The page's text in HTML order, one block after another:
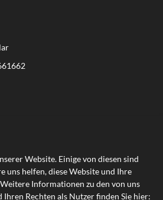
Website. Einige von diesen sind
uns helfen, diese Website und Ihre
Informationen zu den von uns
Rechten als Nutzer finden Sie hier: